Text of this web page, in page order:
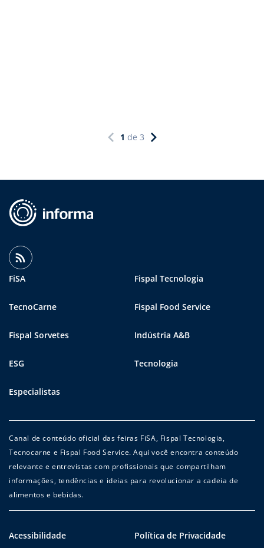
1 de 3
FiSA Fispal Tecnologia
TecnoCarne Fispal Food Service
Fispal Sorvetes Indústria A&B
ESG Tecnologia
Especialistas
Canal de conteúdo oficial das feiras FiSA, Fispal Tecnologia,
Tecnocarne e Fispal Food Service. Aqui você encontra conteúdo
relevante e entrevistas com profissionais que compartilham
informações, tendências e ideias para revolucionar a cadeia de
alimentos e bebidas.
Acessibilidade Política de Privacidade